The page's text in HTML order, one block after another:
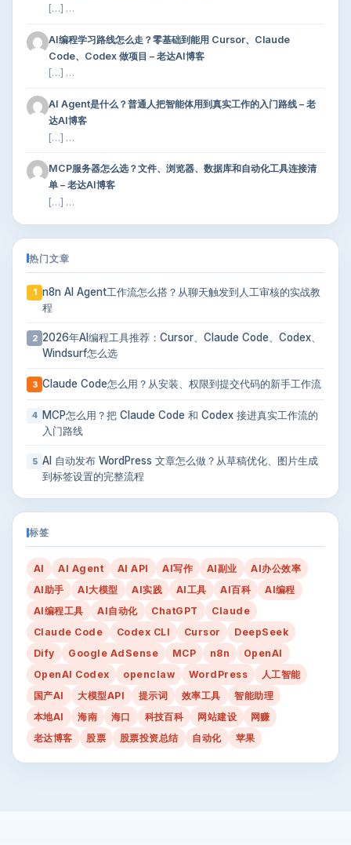
[…] …
AI编程学习路线怎么走？零基础到能用 Cursor、Claude
Code、Codex 做项目 – 老达AI博客
[…] …
AI Agent是什么？普通人把智能体用到真实工作的入门路线 – 老
达AI博客
[…] …
MCP服务器怎么选？文件、浏览器、数据库和自动化工具连接清
单 – 老达AI博客
[…] …
热门文章
1
n8n AI Agent工作流怎么搭？从聊天触发到人工审核的实战教
程
2 2026年AI编程工具推荐：Cursor、Claude Code、Codex、
Windsurf怎么选
3 Claude Code怎么用？从安装、权限到提交代码的新手工作流
4
MCP怎么用？把 Claude Code 和 Codex 接进真实工作流的
入门路线
5 AI 自动发布 WordPress 文章怎么做？从草稿优化、图片生成
到标签设置的完整流程
标签
AI AI Agent AI API AI写作 AI副业
AI办公效率
AI助手
AI大模型 AI实践 AI工具 AI百科
AI编程
AI编程工具
AI自动化 ChatGPT
Claude
Claude Code
Codex CLI Cursor
DeepSeek
Dify
Google AdSense MCP n8n
OpenAI
OpenAI Codex
openclaw WordPress
人工智能
国产AI
大模型API 提示词 效率工具
智能助理
本地AI
海南 海口 科技百科 网站建设
网赚
老达博客
股票 股票投资总结 自动化 苹果